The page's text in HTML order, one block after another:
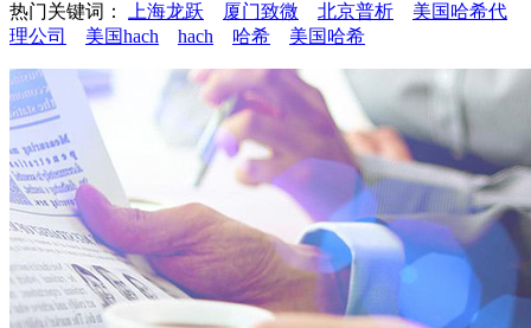
热门关键词： 上海龙跃 厦门致微 北京普析
美国哈希代
理公司
美国hach hach 哈希 美国哈希